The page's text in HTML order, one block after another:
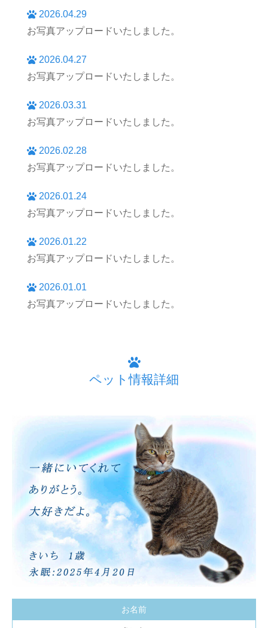
2026.04.29
お写真アップロードいたしました。
2026.04.27
お写真アップロードいたしました。
2026.03.31
お写真アップロードいたしました。
2026.02.28
お写真アップロードいたしました。
2026.01.24
お写真アップロードいたしました。
2026.01.22
お写真アップロードいたしました。
2026.01.01
お写真アップロードいたしました。
ペット情報詳細
お名前